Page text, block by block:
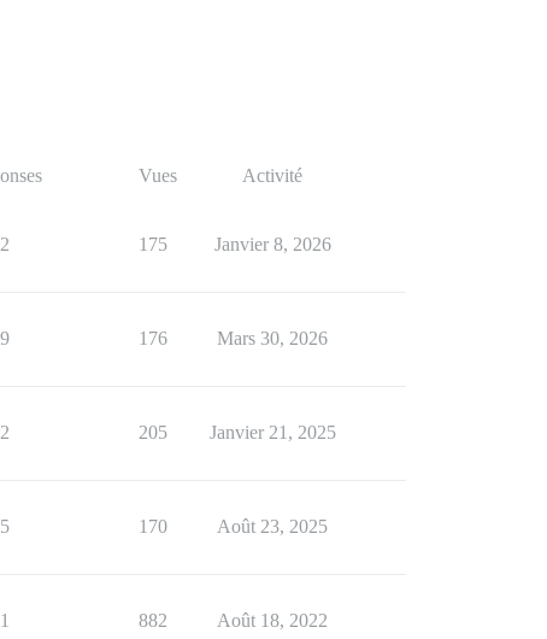
Vues Activité
2 175 Janvier 8, 2026
9 176 Mars 30, 2026
2 205 Janvier 21, 2025
5 170 Août 23, 2025
1 882 Août 18, 2022